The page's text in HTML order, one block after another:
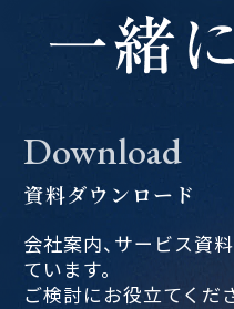
Download
資料ダウンロード
会社案内、サービス資
ています。
ご検討にお役立てくだ